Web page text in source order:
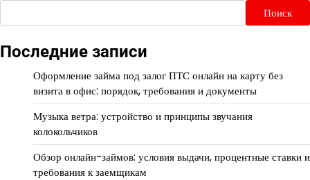
Поиск
Последние записи
Оформление займа под залог ПТС онлайн на карту без
визита в офис: порядок, требования и документы
Музыка ветра: устройство и принципы звучания
колокольчиков
Обзор онлайн-займов: условия выдачи, процентные ставки и
требования к заемщикам